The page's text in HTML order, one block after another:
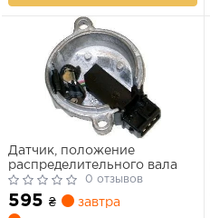
Датчик, положение
распределительного вала
0 отзывов
595 ₴
завтра